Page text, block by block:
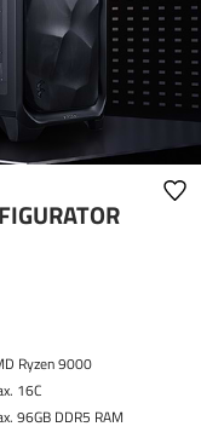
Ryzen 9000
16C
96GB DDR5 RAM